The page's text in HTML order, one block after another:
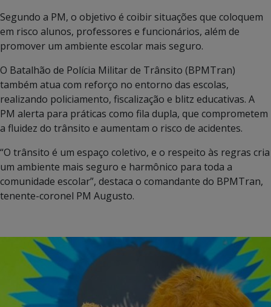
Segundo a PM, o objetivo é coibir situações que coloquem
em risco alunos, professores e funcionários, além de
promover um ambiente escolar mais seguro.
O Batalhão de Polícia Militar de Trânsito (BPMTran)
também atua com reforço no entorno das escolas,
realizando policiamento, fiscalização e blitz educativas. A
PM alerta para práticas como fila dupla, que comprometem
a fluidez do trânsito e aumentam o risco de acidentes.
“O trânsito é um espaço coletivo, e o respeito às regras cria
um ambiente mais seguro e harmônico para toda a
comunidade escolar”, destaca o comandante do BPMTran,
tenente-coronel PM Augusto.